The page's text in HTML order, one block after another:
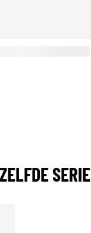
SERIE